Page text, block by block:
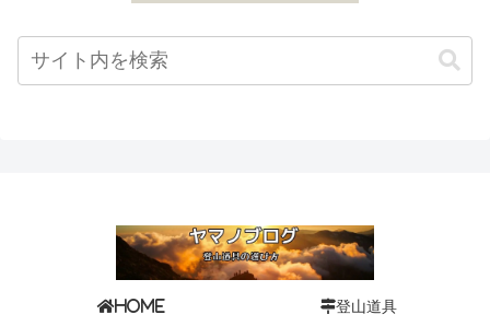
HOME 登山道具